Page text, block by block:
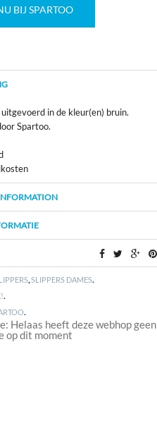
BIJ SPARTOO
in de kleur(en) bruin.
Spartoo.
,SLIPPERS DAMES.
.
.
Helaas heeft deze webhop geen
op dit moment